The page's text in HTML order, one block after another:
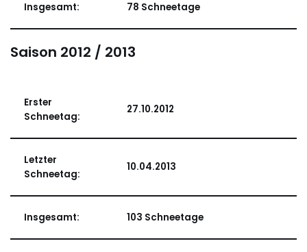
Insgesamt: 78 Schneetage
Saison 2012 / 2013
Erster
Schneetag:
27.10.2012
Letzter
Schneetag:
10.04.2013
Insgesamt: 103 Schneetage